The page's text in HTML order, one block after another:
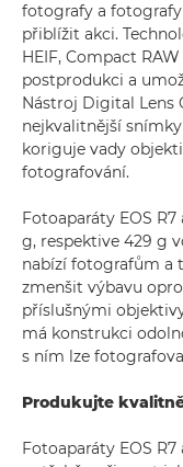
fotografy a
přiblížit akci.
HEIF, Compact
postprodukci a
Nástroj Digital
nejkvalitnější
koriguje vady
fotografování.
Fotoaparáty EOS
g, respektive 429 g
nabízí fotografům a
zmenšit výbavu
příslušnými
má konstrukci
s ním lze
Produkujte
Fotoaparáty EOS